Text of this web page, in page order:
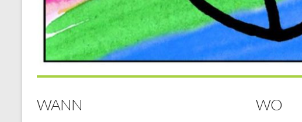
WANN WO